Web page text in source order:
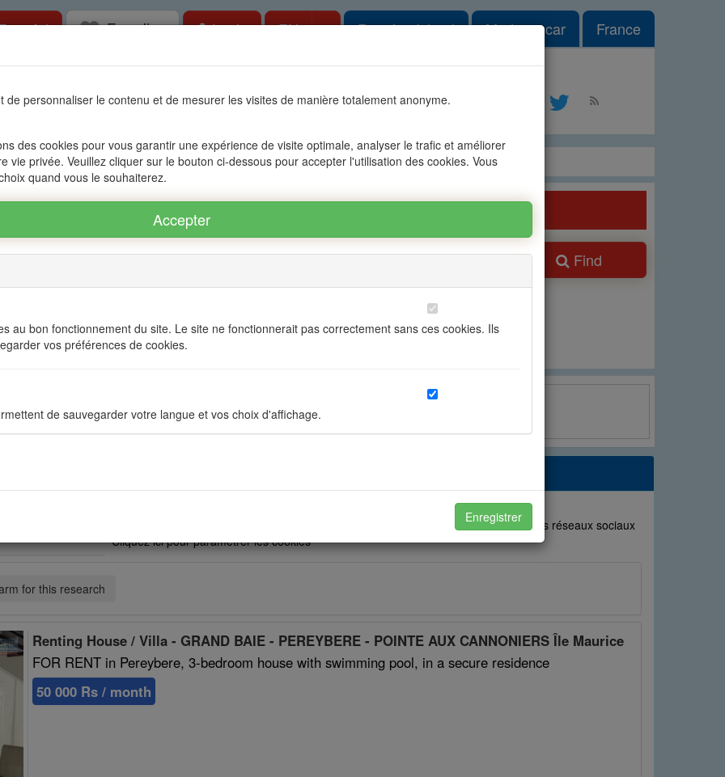
personnaliser le contenu et de mesurer les visites de manière totalement anonyme.
des cookies pour vous garantir une expérience de visite optimale, analyser le trafic et améliorer
vie privée. Veuillez cliquer sur le bouton ci-dessous pour accepter l'utilisation des cookies. Vous
quand vous le souhaiterez.
au bon fonctionnement du site. Le site ne fonctionnerait pas correctement sans ces cookies. Ils
vos préférences de cookies.
de sauvegarder votre langue et vos choix d'affichage.
Enregistrer
Ad Favorites Login EN Toggle Dropdown
Reunion Island Madagascar France
Accessible to foreigners Management The group OFIM Contact
Mauritius
Régions
Villes
All cities
Number of rooms
Mots
Find
Vous devez accepter les cookies sociaux pour pouvoir partager avec vos amis sur les réseaux sociaux
Cliquez ici pour paramétrer les cookies
for this research
Renting House / Villa - GRAND BAIE - PEREYBERE - POINTE AUX CANNONIERS Île Maurice
FOR RENT in Pereybere, 3-bedroom house with swimming pool, in a secure residence
50 000 Rs / month